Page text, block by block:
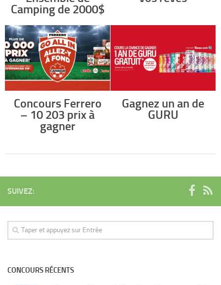
Camping de 2000$
Concours Ferrero
– 10 203 prix à
gagner
Gagnez un an de
GURU
SUIVEZ:
CONCOURS RÉCENTS